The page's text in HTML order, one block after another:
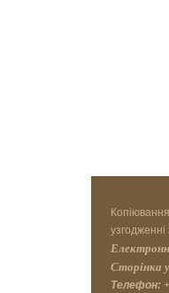
узгодженні
Сторінка
Телефон: